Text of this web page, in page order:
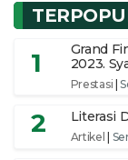
1
Grand
2023.
Prestasi |
2 Literasi
Artikel